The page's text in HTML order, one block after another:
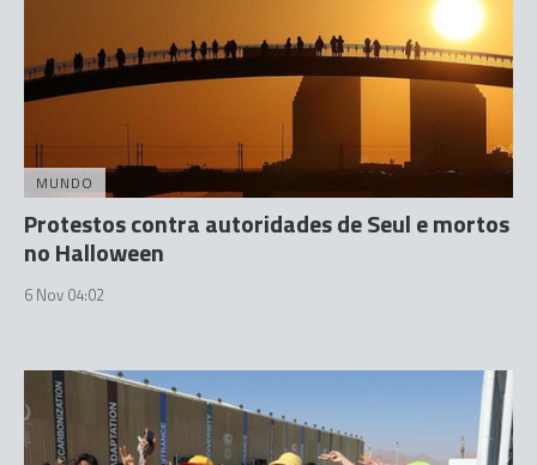
MUNDO
Protestos contra autoridades de Seul e mortos
no Halloween
6 Nov 04:02